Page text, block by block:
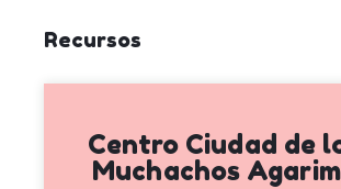
Recursos
Centro Ciudad de
Muchachos